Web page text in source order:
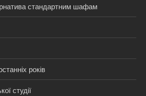
стандартним шафам
років
студії